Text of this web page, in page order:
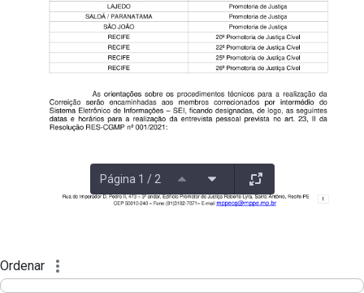
Página 1 / 2
Ordenar